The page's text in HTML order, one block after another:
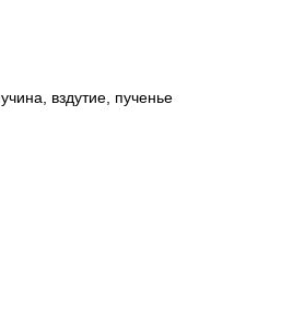
вздутие, пученье